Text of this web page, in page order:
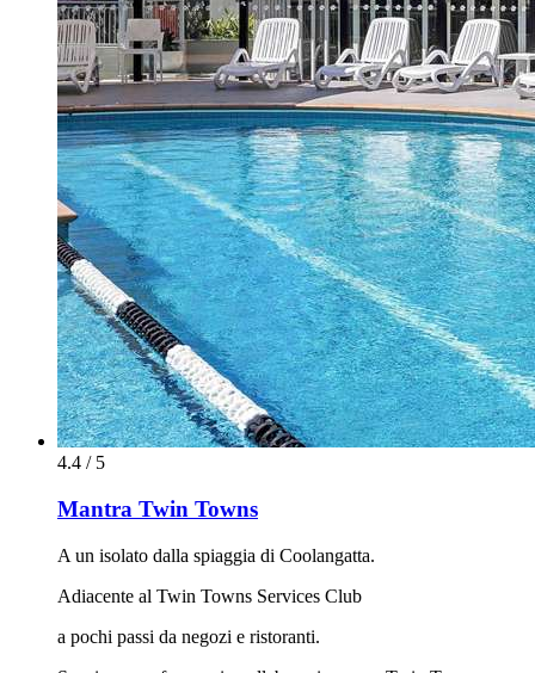
4.4 / 5
Mantra Twin Towns
A un isolato dalla spiaggia di Coolangatta.
Adiacente al Twin Towns Services Club
a pochi passi da negozi e ristoranti.